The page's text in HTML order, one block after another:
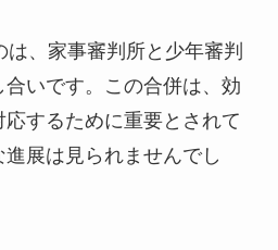
、家事審判所と少年審判
いです。この合併は、効
するために重要とされて
展は見られませんでし